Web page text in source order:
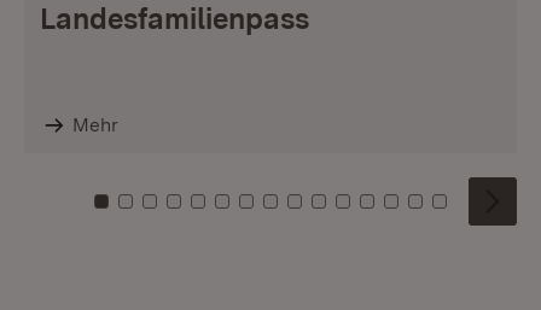
Landesfamilienpass
Mehr
Zu Kachel: 0
Zu Kachel: 1
Zu Kachel: 2
Zu Kachel: 3
Zu Kachel: 4
Zu Kachel: 5
Zu Kachel: 6
Zu Kachel: 7
Zu Kachel: 8
Zu Kachel: 9
Zu Kachel: 10
Zu Kachel: 11
Zu Kachel: 12
Zu Kachel:
Zu